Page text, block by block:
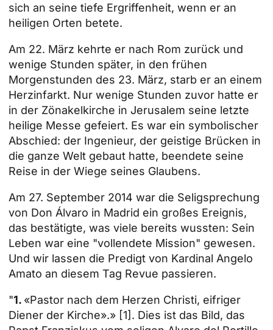
sich an seine tiefe Ergriffenheit, wenn er an
heiligen Orten betete.
Am 22. März kehrte er nach Rom zurück und
wenige Stunden später, in den frühen
Morgenstunden des 23. März, starb er an einem
Herzinfarkt. Nur wenige Stunden zuvor hatte er
in der Zönakelkirche in Jerusalem seine letzte
heilige Messe gefeiert. Es war ein symbolischer
Abschied: der Ingenieur, der geistige Brücken in
die ganze Welt gebaut hatte, beendete seine
Reise in der Wiege seines Glaubens.
Am 27. September 2014 war die Seligsprechung
von Don Álvaro in Madrid ein großes Ereignis,
das bestätigte, was viele bereits wussten: Sein
Leben war eine "vollendete Mission" gewesen.
Und wir lassen die Predigt von Kardinal Angelo
Amato an diesem Tag Revue passieren.
"1. «Pastor nach dem Herzen Christi, eifriger
Diener der Kirche».» [1] . Dies ist das Bild, das